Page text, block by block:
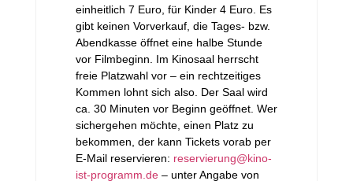
einheitlich 7 Euro, für Kinder 4 Euro. Es
gibt keinen Vorverkauf, die Tages- bzw.
Abendkasse öffnet eine halbe Stunde
vor Filmbeginn. Im Kinosaal herrscht
freie Platzwahl vor – ein rechtzeitiges
Kommen lohnt sich also. Der Saal wird
ca. 30 Minuten vor Beginn geöffnet. Wer
sichergehen möchte, einen Platz zu
bekommen, der kann Tickets vorab per
E-Mail reservieren: reservierung@kino-
ist-programm.de– unter Angabe von